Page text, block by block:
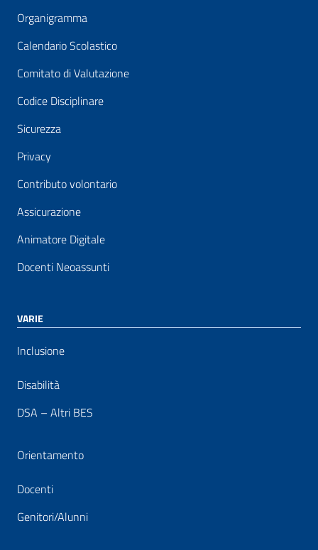
Organigramma
Calendario Scolastico
Comitato di Valutazione
Codice Disciplinare
Sicurezza
Privacy
Contributo volontario
Assicurazione
Animatore Digitale
Docenti Neoassunti
VARIE
Inclusione
Disabilità
DSA – Altri BES
Orientamento
Docenti
Genitori/Alunni